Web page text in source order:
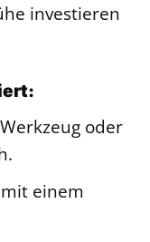
investieren
oder
einem